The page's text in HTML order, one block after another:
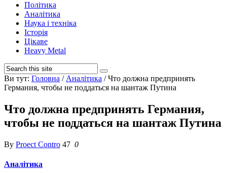
Політика
Аналітика
Наука і техніка
Історія
Цікаве
Heavy Metal
Ви тут: Головна / Аналітика /Что должна предпринять
Германия, чтобы не поддаться на шантаж Путина
Что должна предпринять Германия,
чтобы не поддаться на шантаж Путина
By Proect Contro 47 0
Аналітика